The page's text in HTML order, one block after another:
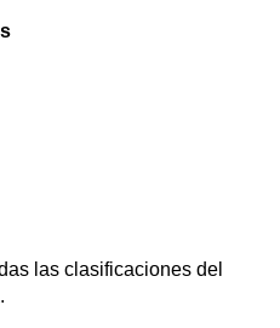
las clasificaciones del